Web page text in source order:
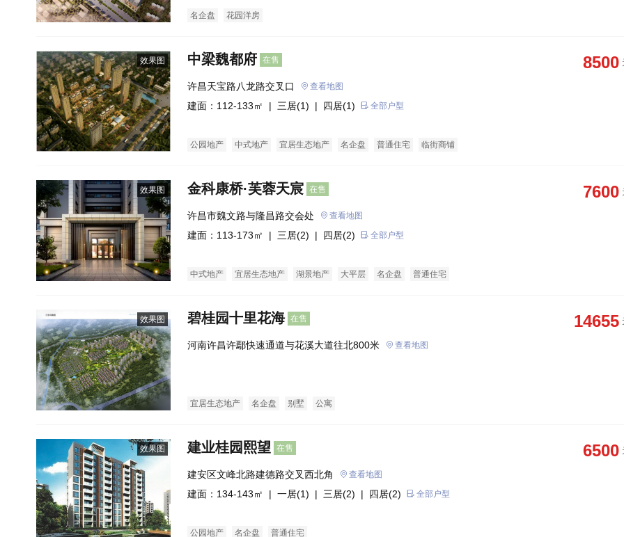
名企盘 花园洋房
效果图 中梁魏都府 在售 8500
许昌天宝路八龙路交叉口 查看地图
建面：112-133㎡ | 三居(1) | 四居(1) 全部户型
公园地产 中式地产 宜居生态地产 名企盘 普通住宅 临街商铺
效果图 金科康桥·芙蓉天宸 在售 7600
许昌市魏文路与隆昌路交会处 查看地图
建面：113-173㎡ | 三居(2) | 四居(2) 全部户型
中式地产 宜居生态地产 湖景地产 大平层 名企盘 普通住宅
效果图 碧桂园十里花海 在售 14655
河南许昌许鄢快速通道与花溪大道往北800米 查看地图
宜居生态地产 名企盘 别墅 公寓
效果图 建业桂园熙望 在售 6500
建安区文峰北路建德路交叉西北角 查看地图
建面：134-143㎡ | 一居(1) | 三居(2) | 四居(2) 全部户型
公园地产 名企盘 普通住宅